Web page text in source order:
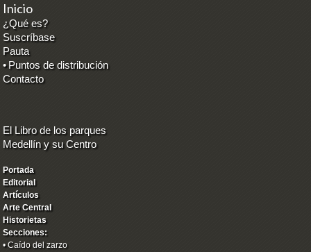
Inicio
¿Qué es?
Suscríbase
Pauta
• Puntos de distribución
Contacto
El Libro de los parques
Medellín y su Centro
Portada
Editorial
Artículos
Arte Central
Historietas
Secciones:
•Caído del zarzo